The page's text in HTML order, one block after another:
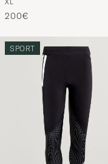
XL
200€
SPORT